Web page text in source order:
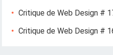
Critique de Web Design #
Critique de Web Design #